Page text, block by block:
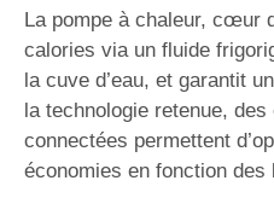
La pompe à chaleur, cœur
calories via un fluide
la cuve d’eau, et garantit
la technologie retenue,
connectées permettent
économies en fonction des